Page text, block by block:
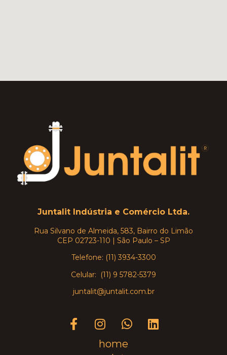
Juntalit Indústria e Comércio Ltda.
Rua Silvano de Almeida, 583, Bairro do Limão
CEP 02723-110 | São Paulo – SP
Telefone: (11) 3934-3300
Celular: (11) 9 5782-5379
juntalit@juntalit.com.br
home